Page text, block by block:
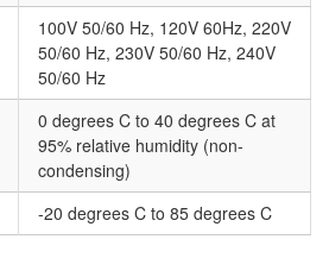
100V 50/60 Hz, 120V 60Hz, 220V
50/60 Hz, 230V 50/60 Hz, 240V
50/60 Hz
0 degrees C to 40 degrees C at
95% relative humidity (non-
condensing)
-20 degrees C to 85 degrees C